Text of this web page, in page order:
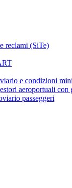
reclami (SiTe)
e condizioni
aeroportuali con
passeggeri